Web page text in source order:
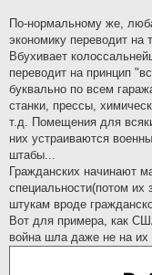
По-нормальному же,
экономику переводит на
Вбухивает
переводит на принцип
буквально по всем
станки, прессы,
т.д. Помещения для
них устраиваются
штабы...
Гражданских начинают
специальности(потом их
штукам вроде
Вот для примера, как
война шла даже не на их